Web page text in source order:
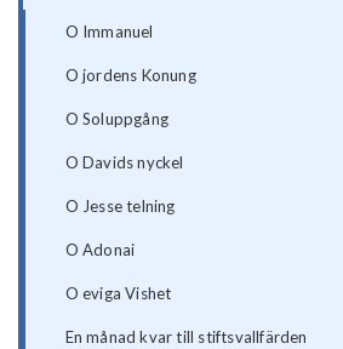
O Immanuel
O jordens Konung
O Soluppgång
O Davids nyckel
O Jesse telning
O Adonai
O eviga Vishet
En månad kvar till stiftsvallfärden